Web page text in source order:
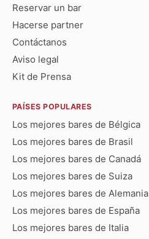
Reservar un bar
Hacerse partner
Contáctanos
Aviso legal
Kit de Prensa
PAÍSES POPULARES
Los mejores bares de Bélgica
Los mejores bares de Brasil
Los mejores bares de Canadá
Los mejores bares de Suiza
Los mejores bares de Alemania
Los mejores bares de España
Los mejores bares de Italia